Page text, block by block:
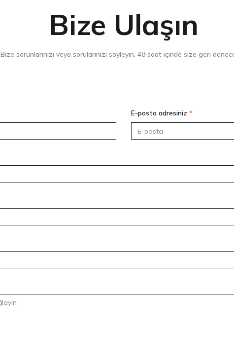
Bize Ulaşın
Bize sorunlarınızı veya sorularınızı söyleyin, 48 saat içinde size geri
E-posta adresiniz *